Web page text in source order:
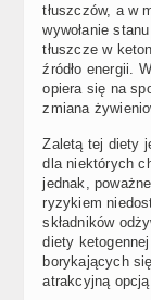
tłuszczów, a w
wywołanie
tłuszcze w
źródło energii.
opiera się na
zmiana
Zaletą tej diety
dla niektórych
jednak,
ryzykiem
składników
diety
borykających
atrakcyjną opcją